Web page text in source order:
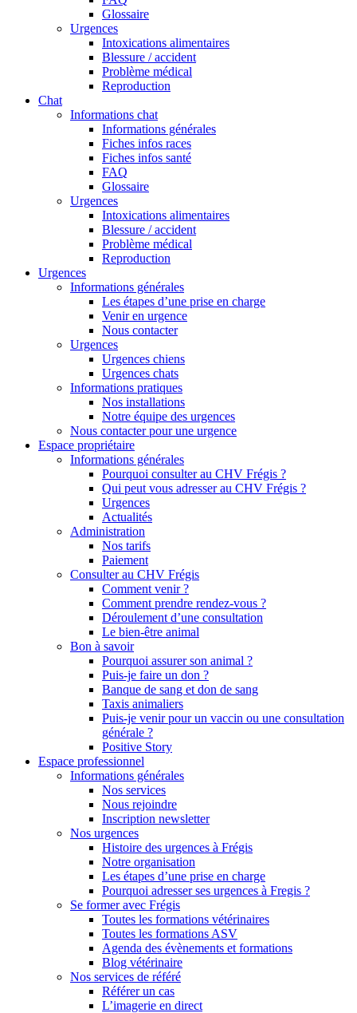
Glossaire
Urgences
Intoxications alimentaires
Blessure / accident
Problème médical
Reproduction
Chat
Informations chat
Informations générales
Fiches infos races
Fiches infos santé
FAQ
Glossaire
Urgences
Intoxications alimentaires
Blessure / accident
Problème médical
Reproduction
Urgences
Informations générales
Les étapes d’une prise en charge
Venir en urgence
Nous contacter
Urgences
Urgences chiens
Urgences chats
Informations pratiques
Nos installations
Notre équipe des urgences
Nous contacter pour une urgence
Espace propriétaire
Informations générales
Pourquoi consulter au CHV Frégis ?
Qui peut vous adresser au CHV Frégis ?
Urgences
Actualités
Administration
Nos tarifs
Paiement
Consulter au CHV Frégis
Comment venir ?
Comment prendre rendez-vous ?
Déroulement d’une consultation
Le bien-être animal
Bon à savoir
Pourquoi assurer son animal ?
Puis-je faire un don ?
Banque de sang et don de sang
Taxis animaliers
Puis-je venir pour un vaccin ou une consultation
générale ?
Positive Story
Espace professionnel
Informations générales
Nos services
Nous rejoindre
Inscription newsletter
Nos urgences
Histoire des urgences à Frégis
Notre organisation
Les étapes d’une prise en charge
Pourquoi adresser ses urgences à Fregis ?
Se former avec Frégis
Toutes les formations vétérinaires
Toutes les formations ASV
Agenda des évènements et formations
Blog vétérinaire
Nos services de référé
Référer un cas
L’imagerie en direct